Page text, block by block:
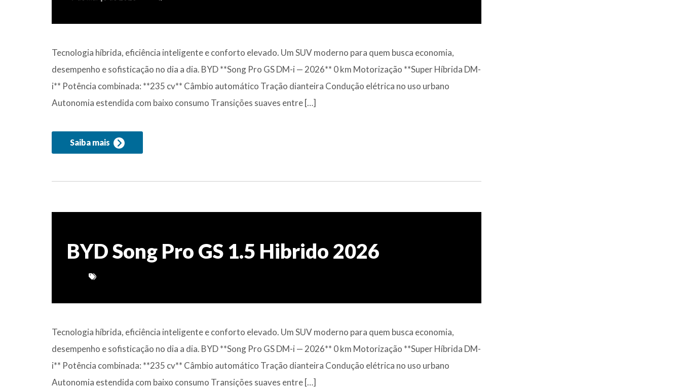
Tecnologia híbrida, eficiência inteligente e conforto elevado. Um SUV moderno para quem busca economia,
desempenho e sofisticação no dia a dia. BYD **Song Pro GS DM-i — 2026** 0 km Motorização **Super Híbrida DM-
i** Potência combinada: **235 cv** Câmbio automático Tração dianteira Condução elétrica no uso urbano
Autonomia estendida com baixo consumo Transições suaves entre […]
Saiba mais
BYD Song Pro GS 1.5 Hibrido 2026
Tecnologia híbrida, eficiência inteligente e conforto elevado. Um SUV moderno para quem busca economia,
desempenho e sofisticação no dia a dia. BYD **Song Pro GS DM-i — 2026** 0 km Motorização **Super Híbrida DM-
i** Potência combinada: **235 cv** Câmbio automático Tração dianteira Condução elétrica no uso urbano
Autonomia estendida com baixo consumo Transições suaves entre […]